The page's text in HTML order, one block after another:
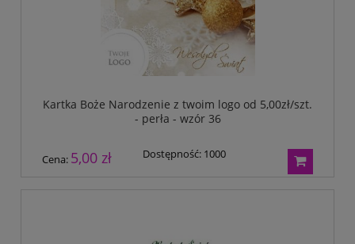
Kartka Boże Narodzenie z twoim logo od 5,00zł/szt.
- perła - wzór 36
Cena: 5,00 zł Dostępność: 1000